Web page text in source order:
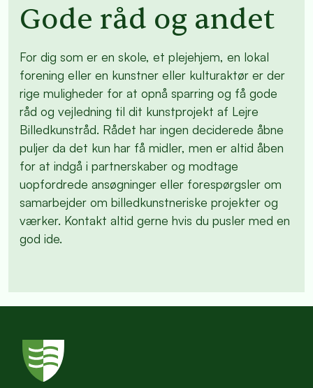
Gode råd og andet
For dig som er en skole, et plejehjem, en lokal
forening eller en kunstner eller kulturaktør er der
rige muligheder for at opnå sparring og få gode
råd og vejledning til dit kunstprojekt af Lejre
Billedkunstråd. Rådet har ingen deciderede åbne
puljer da det kun har få midler, men er altid åben
for at indgå i partnerskaber og modtage
uopfordrede ansøgninger eller forespørgsler om
samarbejder om billedkunstneriske projekter og
værker. Kontakt altid gerne hvis du pusler med en
god ide.